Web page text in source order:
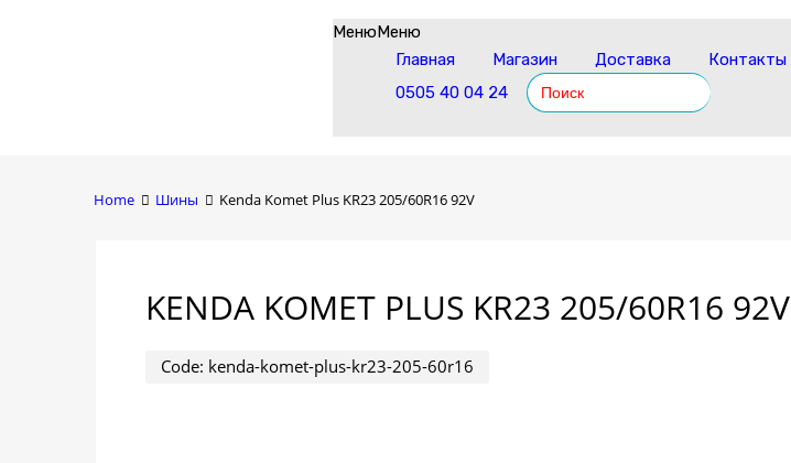
Skip
МенюМеню
Главная
Магазин Доставка Контакты
0505 40 04 24
Search
for:
Home Шины Kenda Komet Plus KR23 205/60R16 92V
KENDA KOMET PLUS KR23 205/60R16 92V
Code: kenda-komet-plus-kr23-205-60r16